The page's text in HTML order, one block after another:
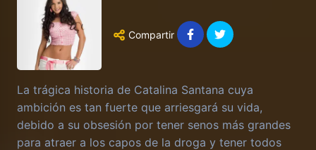
Compartir
La trágica historia de Catalina Santana cuya
ambición es tan fuerte que arriesgará su vida,
debido a su obsesión por tener senos más grandes
para atraer a los capos de la droga y tener todos